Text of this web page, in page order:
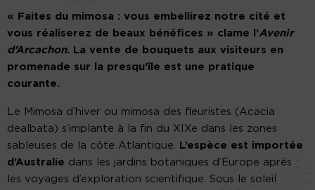
« Faites du mimosa : vous embellirez notre cité et
vous réaliserez de beaux bénéfices » clame l’Avenir
d’Arcachon. La vente de bouquets aux visiteurs en
promenade sur la presqu’île est une pratique
courante.
Le Mimosa d’hiver ou mimosa des fleuristes (Acacia
dealbata) s’implante à la fin du XIXe dans les zones
sableuses de la côte Atlantique. L’espèce est importée
d’Australie dans les jardins botaniques d’Europe après
les voyages d’exploration scientifique. Sous le soleil